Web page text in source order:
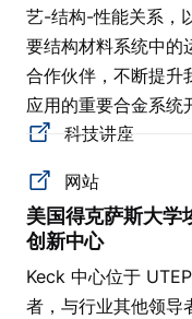
艺-结构-性能关系，
要结构材料系统中的
合作伙伴，不断提升
应用的重要合金系统
科技讲座
网站
美国得克萨斯大学
创新中心
Keck 中心位于
者，与行业其他领导